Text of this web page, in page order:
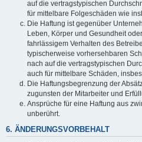
auf die vertragstypischen
für mittelbare Folgeschäden wie
Die Haftung ist gegenüber
Leben, Körper und Gesundheit
fahrlässigem Verhalten des
typischerweise vorhersehbaren
nach auf die vertragstypischen
auch für mittelbare Schäden,
Die Haftungsbegrenzung der
zugunsten der Mitarbeiter und
Ansprüche für eine Haftung aus
unberührt.
6. ÄNDERUNGSVORBEHALT